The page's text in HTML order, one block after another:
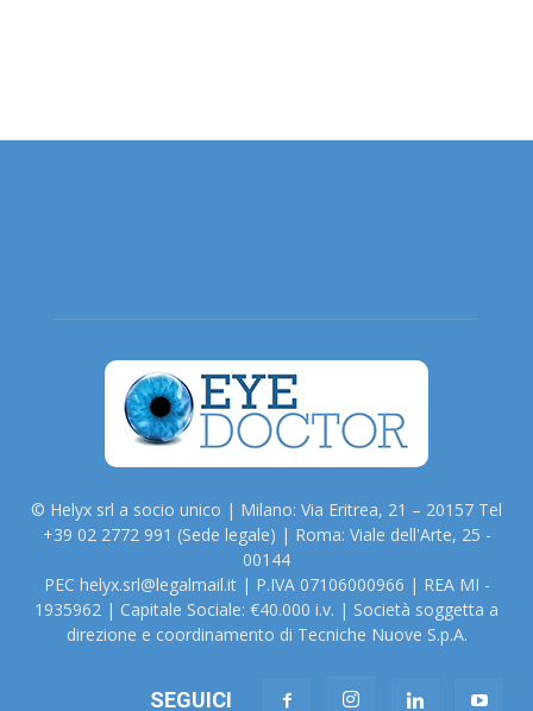
© Helyx srl a socio unico | Milano: Via Eritrea, 21 – 20157 Tel
+39 02 2772 991 (Sede legale) | Roma: Viale dell'Arte, 25 -
00144
PEC helyx.srl@legalmail.it | P.IVA 07106000966 | REA MI -
1935962 | Capitale Sociale: €40.000 i.v. | Società soggetta a
direzione e coordinamento di Tecniche Nuove S.p.A.
SEGUICI